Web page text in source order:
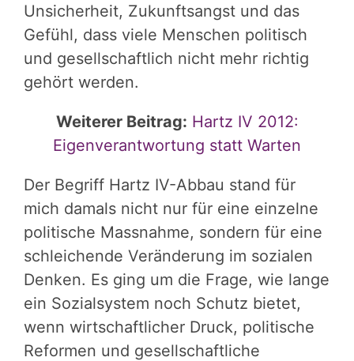
Unsicherheit, Zukunftsangst und das
Gefühl, dass viele Menschen politisch
und gesellschaftlich nicht mehr richtig
gehört werden.
Weiterer Beitrag: Hartz IV 2012:
Eigenverantwortung statt Warten
Der Begriff Hartz IV-Abbau stand für
mich damals nicht nur für eine einzelne
politische Massnahme, sondern für eine
schleichende Veränderung im sozialen
Denken. Es ging um die Frage, wie lange
ein Sozialsystem noch Schutz bietet,
wenn wirtschaftlicher Druck, politische
Reformen und gesellschaftliche